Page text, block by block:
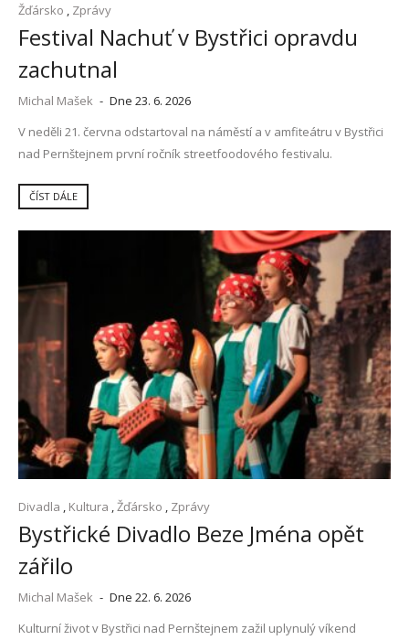
Žďársko Zprávy
Festival Nachuť v Bystřici opravdu
zachutnal
Michal Mašek - Dne 23. 6. 2026
V neděli 21. června odstartoval na náměstí a v amfiteátru v Bystřici
nad Pernštejnem první ročník streetfoodového festivalu.
ČÍST DÁLE
Divadla Kultura Žďársko Zprávy
Bystřické Divadlo Beze Jména opět
zářilo
Michal Mašek - Dne 22. 6. 2026
Kulturní život v Bystřici nad Pernštejnem zažil uplynulý víkend